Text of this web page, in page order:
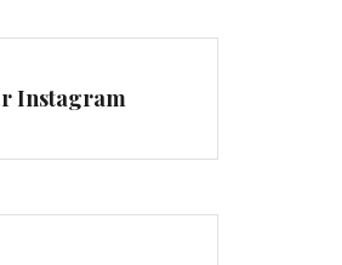
Instagram